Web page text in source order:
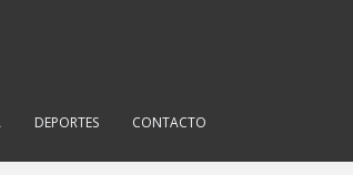
DEPORTES CONTACTO